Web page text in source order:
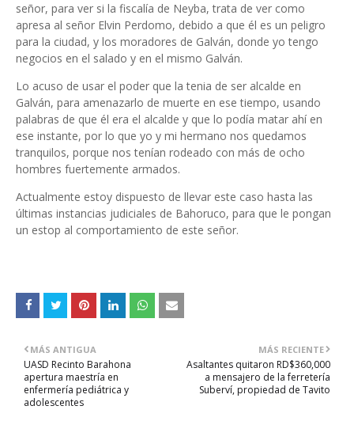
señor, para ver si la fiscalía de Neyba, trata de ver como
apresa al señor Elvin Perdomo, debido a que él es un peligro
para la ciudad, y los moradores de Galván, donde yo tengo
negocios en el salado y en el mismo Galván.
Lo acuso de usar el poder que la tenia de ser alcalde en
Galván, para amenazarlo de muerte en ese tiempo, usando
palabras de que él era el alcalde y que lo podía matar ahí en
ese instante, por lo que yo y mi hermano nos quedamos
tranquilos, porque nos tenían rodeado con más de ocho
hombres fuertemente armados.
Actualmente estoy dispuesto de llevar este caso hasta las
últimas instancias judiciales de Bahoruco, para que le pongan
un estop al comportamiento de este señor.
MÁS RECIENTE
Asaltantes quitaron RD$360,000
a mensajero de la ferretería
Suberví, propiedad de Tavito
MÁS ANTIGUA
UASD Recinto Barahona
apertura maestría en
enfermería pediátrica y
adolescentes